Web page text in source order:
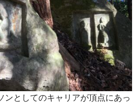
ンとしてのキャリアが頂点にあっ